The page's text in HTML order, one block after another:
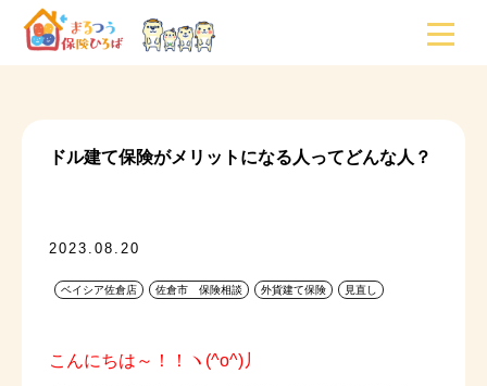
ドル建て保険がメリットになる人ってどんな人？
2023.08.20
ベイシア佐倉店 佐倉市 保険相談 外貨建て保険 見直し
こんにちは～！！ヽ(^o^)丿